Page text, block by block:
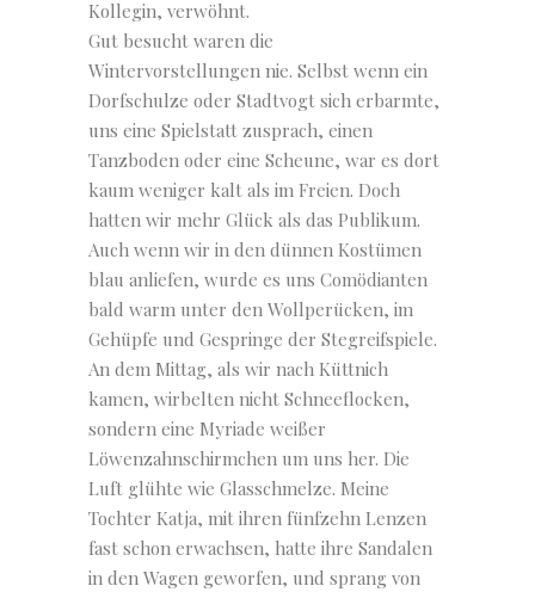
Kollegin, verwöhnt.
Gut besucht waren die
Wintervorstellungen nie. Selbst wenn ein
Dorfschulze oder Stadtvogt sich erbarmte,
uns eine Spielstatt zusprach, einen
Tanzboden oder eine Scheune, war es dort
kaum weniger kalt als im Freien. Doch
hatten wir mehr Glück als das Publikum.
Auch wenn wir in den dünnen Kostümen
blau anliefen, wurde es uns Comödianten
bald warm unter den Wollperücken, im
Gehüpfe und Gespringe der Stegreifspiele.
An dem Mittag, als wir nach Küttnich
kamen, wirbelten nicht Schneeflocken,
sondern eine Myriade weißer
Löwenzahnschirmchen um uns her. Die
Luft glühte wie Glasschmelze. Meine
Tochter Katja, mit ihren fünfzehn Lenzen
fast schon erwachsen, hatte ihre Sandalen
in den Wagen geworfen, und sprang von